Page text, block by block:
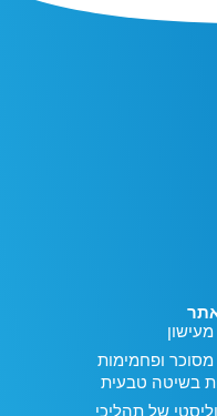
מסוכר ופחמימות
בשיטה טבעית
של תהליכי